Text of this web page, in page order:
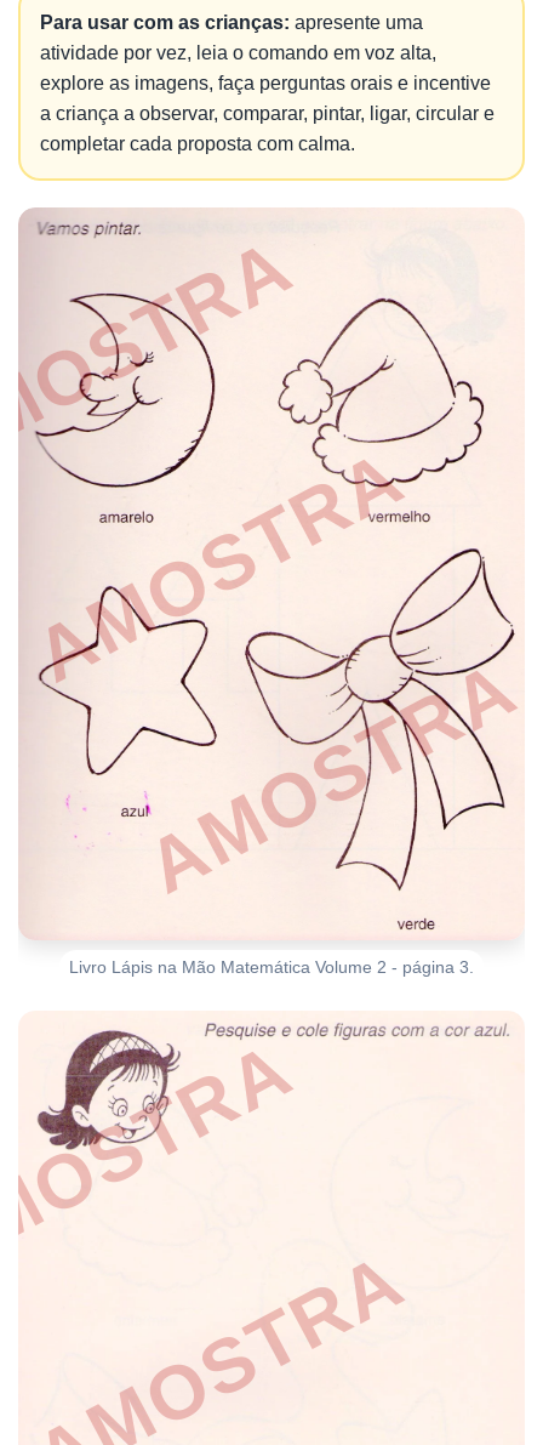
Para usar com as crianças: apresente uma
atividade por vez, leia o comando em voz alta,
explore as imagens, faça perguntas orais e incentive
a criança a observar, comparar, pintar, ligar, circular e
completar cada proposta com calma.
Livro Lápis na Mão Matemática Volume 2 - página 3.